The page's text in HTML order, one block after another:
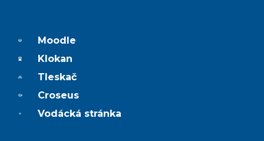
Moodle
Klokan
Tleskač
Croseus
Vodácká stránka